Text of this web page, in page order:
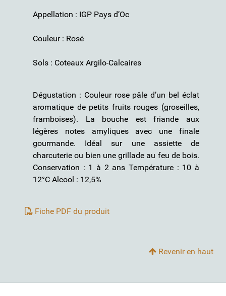
Appellation : IGP Pays d’Oc
Couleur : Rosé
Sols : Coteaux Argilo-Calcaires
Dégustation : Couleur rose pâle d’un bel éclat
aromatique de petits fruits rouges (groseilles,
framboises). La bouche est friande aux
légères notes amyliques avec une finale
gourmande. Idéal sur une assiette de
charcuterie ou bien une grillade au feu de bois.
Conservation : 1 à 2 ans Température : 10 à
12°C Alcool : 12,5%
Fiche PDF du produit
Revenir en haut